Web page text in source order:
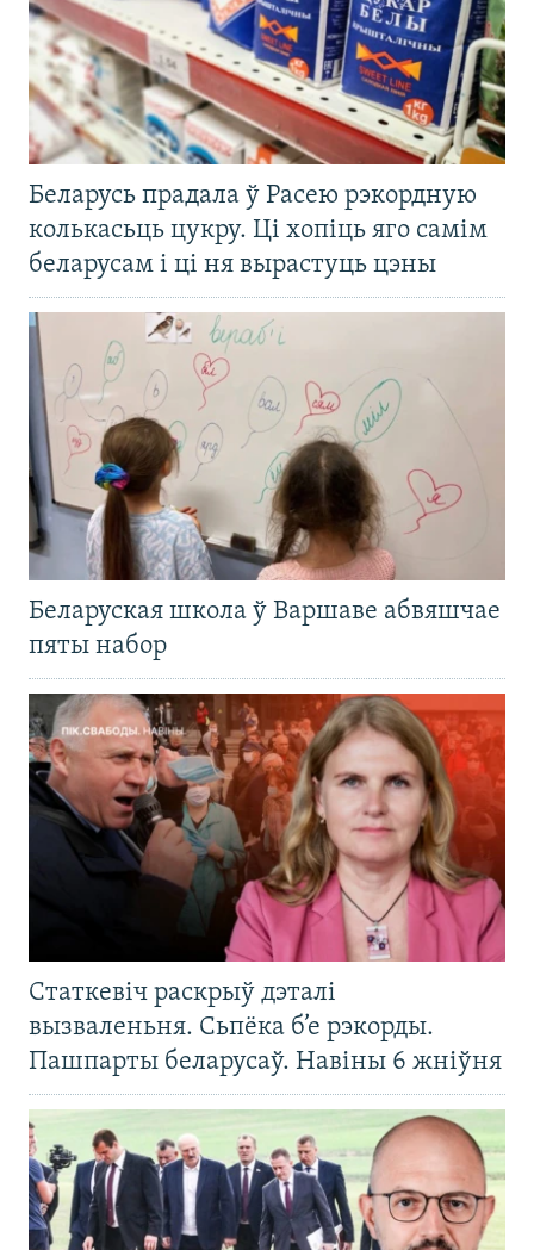
Беларусь прадала ў Расею рэкордную
колькасьць цукру. Ці хопіць яго самім
беларусам і ці ня вырастуць цэны
Беларуская школа ў Варшаве абвяшчае
пяты набор
Статкевіч раскрыў дэталі
вызваленьня. Сьпёка б’е рэкорды.
Пашпарты беларусаў. Навіны 6 жніўня